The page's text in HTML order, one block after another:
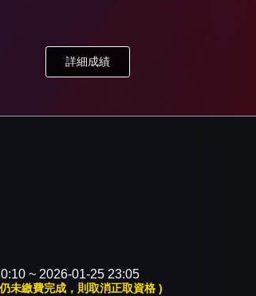
詳細成績
~ 2026-01-25 23:05
未繳費完成，則取消正取資格 )